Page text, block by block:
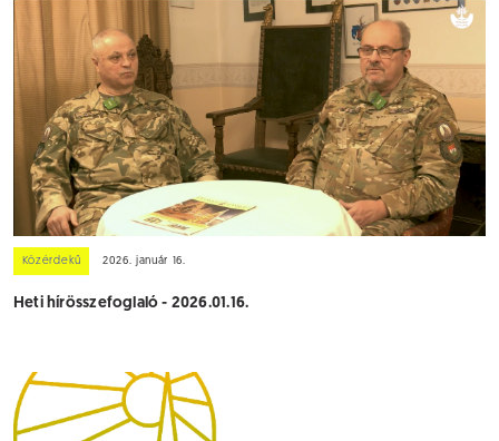
Közérdekű 2026. január 16.
Heti hírösszefoglaló - 2026.01.16.